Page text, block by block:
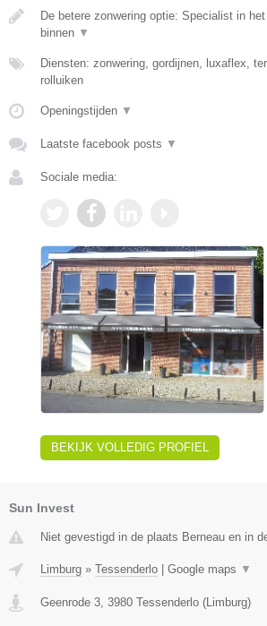
De betere zonwering optie: Specialist in
binnen ▼
Diensten: zonwering, gordijnen, luxaflex,
rolluiken
Openingstijden ▼
Laatste facebook posts ▼
Sociale media:
BEKIJK VOLLEDIG PROFIEL
Sun Invest
Niet gevestigd in de plaats Berneau en in
Limburg » Tessenderlo Google maps ▼
Geenrode 3 3980 Tessenderlo ( Limburg)